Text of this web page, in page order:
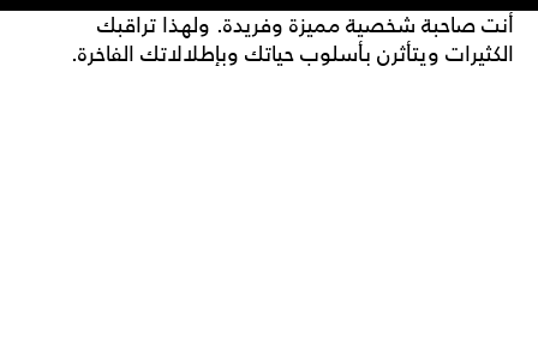
أنت صاحبة شخصية مميزة وفريدة. ولهذا تراقبك
الكثيرات ويتأثرن بأسلوب حياتك وبإطلالاتك الفاخرة.